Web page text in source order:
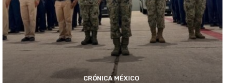
CRÓNICA MÉXICO